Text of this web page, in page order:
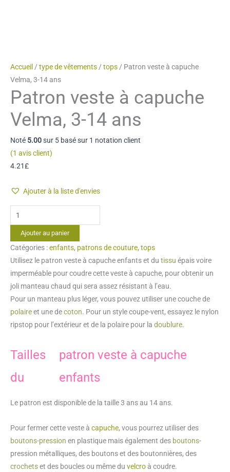
Accueil / type de vêtements / tops / Patron veste à capuche
Velma, 3-14 ans
Patron veste à capuche
Velma, 3-14 ans
Noté 5.00sur 5 basé sur 1 notation client
(1 avis client)
4.21£
Ajouter à la liste d'envies
quantité
de
Patron
veste
à
capuche
Velma,
3-
14
ans
Ajouter au panier
Catégories :enfants, patrons de couture, tops
Utilisez le patron veste à capuche enfantset du tissu épais voire
imperméable pour coudre cette veste à capuche, pour obtenir un
joli manteau chaud qui sera assez résistant à l’eau.
Pour un manteau plus léger, vous pouvez utiliser une couche de
polaireet une decoton. Pour un style coupe-vent, essayez le nylon
ripstop pour l’extérieur et de la polaire pour la doublure.
Tailles
du
patron veste à capuche
enfants
Le patron est disponible de la taille 3 ans au 14 ans.
Pour fermer cette veste à capuche, vous pourrez utiliser des
boutons-pression en plastique mais également des boutons-
pression métalliques, des boutons et des boutonnières, des
crochetset des boucles ou même du velcroà coudre.